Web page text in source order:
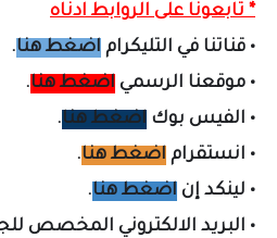
* تابعونا على الروابط ادناه
• قناتنا في التليكرام اضغط هنا.
• موقعنا الرسمي اضغط هنا.
• الفيس بوك اضغط هنا.
• انستقرام اضغط هنا.
• لينكد إن اضغط هنا.
• البريد الالكتروني المخصص لل